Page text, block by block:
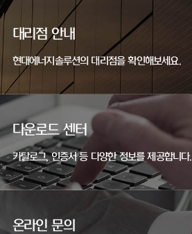
대리점 안내
현대에너지솔루션의 대리점을 확인해보세요.
다운로드 센터
카탈로그, 인증서 등 다양한 정보를 제공합니다.
온라인 문의